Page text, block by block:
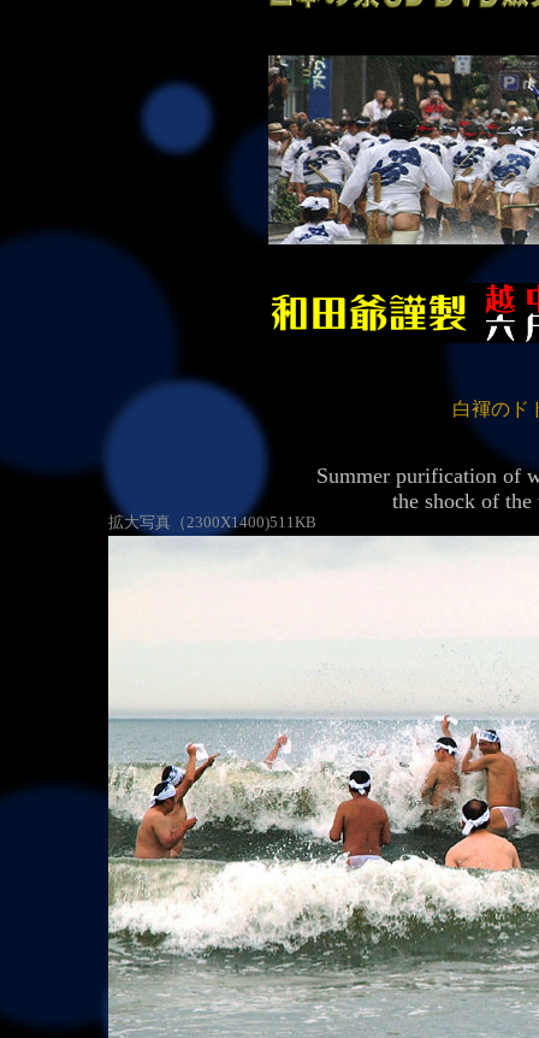
白褌の
拡大写真（2300X1400)511KB
Summer purification of
the shock of the